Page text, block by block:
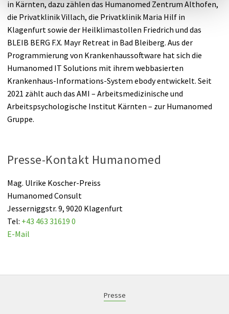
in Kärnten, dazu zählen das Humanomed Zentrum Althofen,
die Privatklinik Villach, die Privatklinik Maria Hilf in
Klagenfurt sowie der Heilklimastollen Friedrich und das
BLEIB BERG F.X. Mayr Retreat in Bad Bleiberg. Aus der
Programmierung von Krankenhaussoftware hat sich die
Humanomed IT Solutions mit ihrem webbasierten
Krankenhaus-Informations-System ebody entwickelt. Seit
2021 zählt auch das AMI – Arbeitsmedizinische und
Arbeitspsychologische Institut Kärnten – zur Humanomed
Gruppe.
Presse-Kontakt Humanomed
Mag. Ulrike Koscher-Preiss
Humanomed Consult
Jesserniggstr. 9, 9020 Klagenfurt
Tel: +43 463 31619 0
E-Mail
Presse